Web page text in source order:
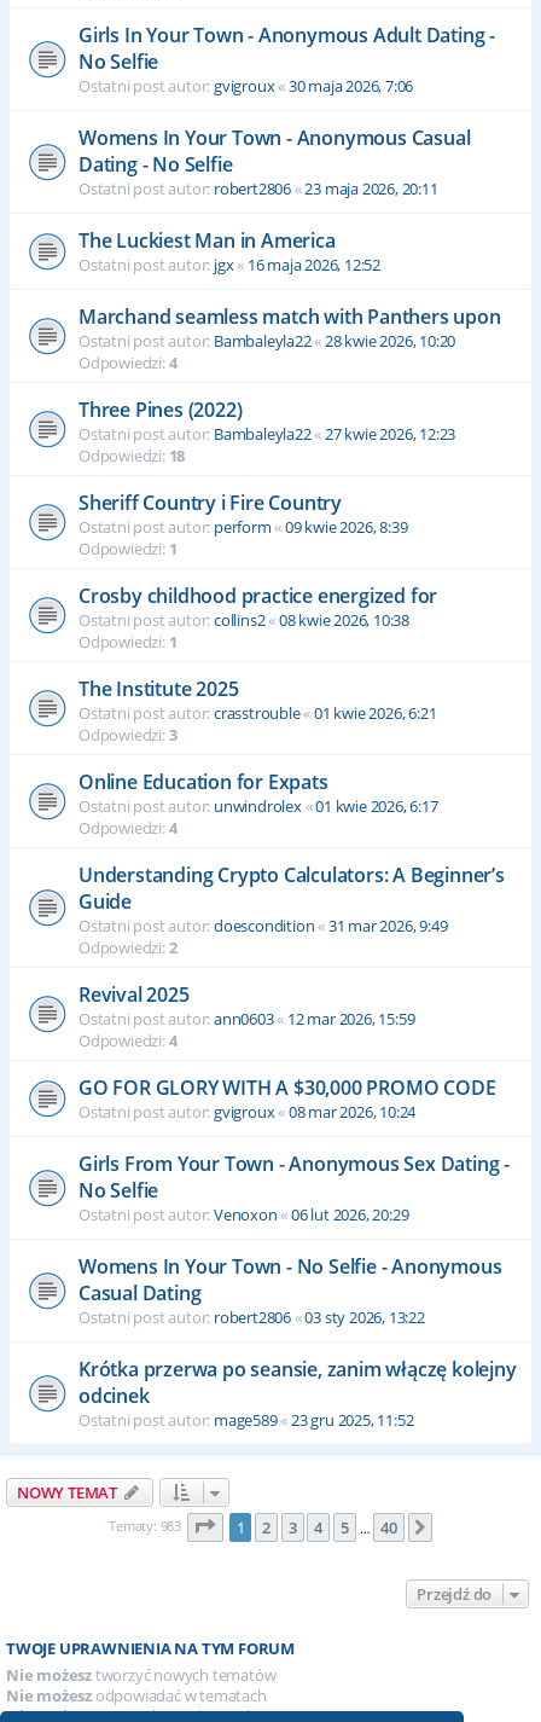
Girls In Your Town - Anonymous Adult Dating -
No Selfie
Ostatni post autor:gvigroux«30 maja 2026, 7:06
Womens In Your Town - Anonymous Casual
Dating - No Selfie
Ostatni post autor: robert2806«23 maja 2026, 20:11
The Luckiest Man in America
Ostatni post autor: jgx« 16 maja 2026, 12:52
Marchand seamless match with Panthers upon
Ostatni post autor: Bambaleyla22«28 kwie 2026, 10:20
Odpowiedzi:4
Three Pines (2022)
Ostatni post autor: Bambaleyla22«27 kwie 2026, 12:23
Odpowiedzi: 18
Sheriff Country i Fire Country
Ostatni post autor: perform«09 kwie 2026, 8:39
Odpowiedzi: 1
Crosby childhood practice energized for
Ostatni post autor:collins2«08 kwie 2026, 10:38
Odpowiedzi: 1
The Institute 2025
Ostatni post autor:crasstrouble«01 kwie 2026, 6:21
Odpowiedzi:3
Online Education for Expats
Ostatni post autor: unwindrolex«01 kwie 2026, 6:17
Odpowiedzi:4
Understanding Crypto Calculators: A Beginner’s
Guide
Ostatni post autor:doescondition«31 mar 2026, 9:49
Odpowiedzi:2
Revival 2025
Ostatni post autor:ann0603« 12 mar 2026, 15:59
Odpowiedzi:4
GO FOR GLORY WITH A $30,000 PROMO CODE
Ostatni post autor:gvigroux«08 mar 2026, 10:24
Girls From Your Town - Anonymous Sex Dating -
No Selfie
Ostatni post autor:Venoxon«06 lut 2026, 20:29
Womens In Your Town - No Selfie - Anonymous
Casual Dating
Ostatni post autor: robert2806«03 sty 2026, 13:22
Krótka przerwa po seansie, zanim włączę kolejny
odcinek
Ostatni post autor: mage589«23 gru 2025, 11:52
NOWY TEMAT
Tematy: 983 Strona1 z40
1 2 3 4 5 … 40
Przejdź do
TWOJE UPRAWNIENIA NA TYM FORUM
Nie możesztworzyć nowych tematów
Nie możesz odpowiadać w tematach
Nie możeszzmieniać swoich postów